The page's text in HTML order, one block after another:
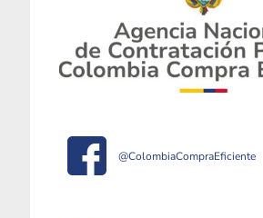
@ColombiaCompraEficiente